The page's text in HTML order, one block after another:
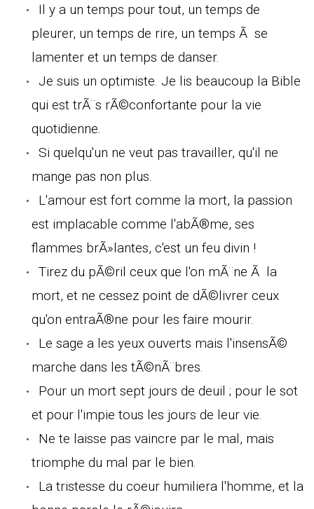
Il y a un temps pour tout, un temps de
pleurer, un temps de rire, un temps Ã se
lamenter et un temps de danser.
Je suis un optimiste. Je lis beaucoup la Bible
qui est trÃ¨s rÃ©confortante pour la vie
quotidienne.
Si quelqu'un ne veut pas travailler, qu'il ne
mange pas non plus.
L'amour est fort comme la mort, la passion
est implacable comme l'abÃ®me, ses
flammes brÃ»lantes, c'est un feu divin !
Tirez du pÃ©ril ceux que l'on mÃ¨ne Ã la
mort, et ne cessez point de dÃ©livrer ceux
qu'on entraÃ®ne pour les faire mourir.
Le sage a les yeux ouverts mais l'insensÃ©
marche dans les tÃ©nÃ¨bres.
Pour un mort sept jours de deuil ; pour le sot
et pour l'impie tous les jours de leur vie.
Ne te laisse pas vaincre par le mal, mais
triomphe du mal par le bien.
La tristesse du coeur humiliera l'homme, et la